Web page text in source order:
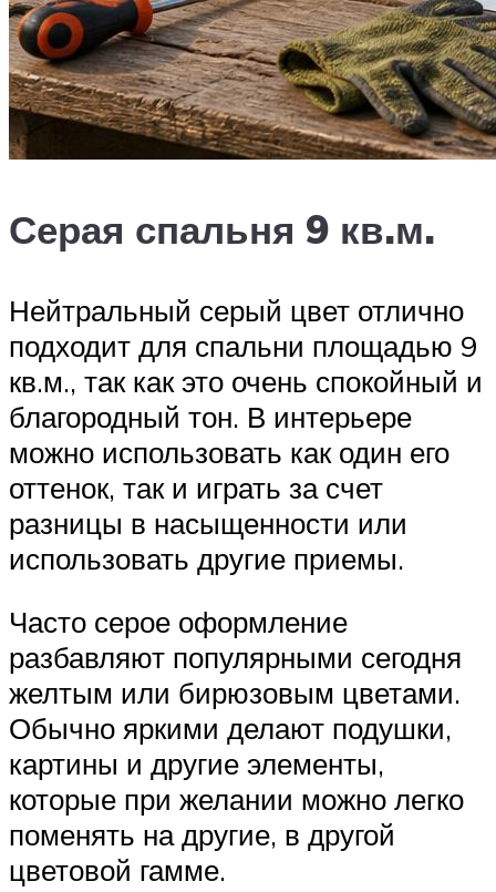
Серая спальня 9 кв.м.
Нейтральный серый цвет отлично
подходит для спальни площадью 9
кв.м., так как это очень спокойный и
благородный тон. В интерьере
можно использовать как один его
оттенок, так и играть за счет
разницы в насыщенности или
использовать другие приемы.
Часто серое оформление
разбавляют популярными сегодня
желтым или бирюзовым цветами.
Обычно яркими делают подушки,
картины и другие элементы,
которые при желании можно легко
поменять на другие, в другой
цветовой гамме.